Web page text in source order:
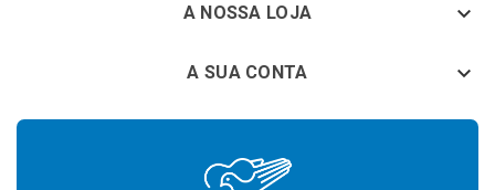
A NOSSA LOJA keyboard_arrow_down
A SUA CONTA 